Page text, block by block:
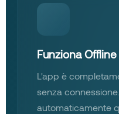
Funziona Offline
L'app è
senza
automaticamente